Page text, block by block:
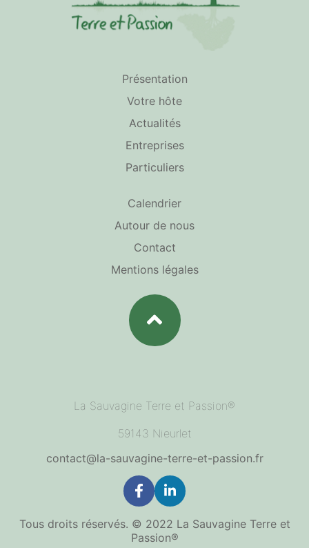
Présentation
Votre hôte
Actualités
Entreprises
Particuliers
Calendrier
Autour de nous
Contact
Mentions légales
La Sauvagine Terre et Passion®
59143 Nieurlet
contact@la-sauvagine-terre-et-passion.fr
Tous droits réservés. © 2022 La Sauvagine Terre et
Passion®